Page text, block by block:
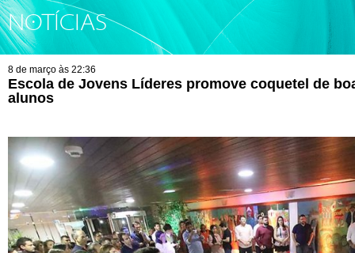
NOTÍCIAS
8 de março às 22:36
Escola de Jovens Líderes promove coquetel de
alunos